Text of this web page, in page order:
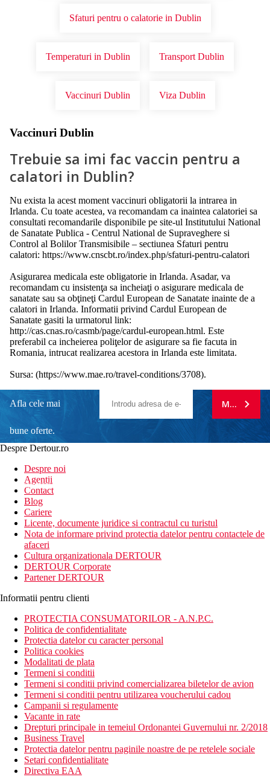
Sfaturi pentru o calatorie in Dublin
Temperaturi in Dublin Transport Dublin
Vaccinuri Dublin Viza Dublin
Vaccinuri Dublin
Trebuie sa imi fac vaccin pentru a
calatori in Dublin?
Nu exista la acest moment vaccinuri obligatorii la intrarea in
Irlanda. Cu toate acestea, va recomandam ca inaintea calatoriei sa
consultati recomandarile disponibile pe site-ul Institutului National
de Sanatate Publica - Centrul National de Supraveghere si
Control al Bolilor Transmisibile – sectiunea Sfaturi pentru
calatori: https://www.cnscbt.ro/index.php/sfaturi-pentru-calatori
Asigurarea medicala este obligatorie in Irlanda. Asadar, va
recomandam cu insistenţa sa incheiaţi o asigurare medicala de
sanatate sau sa obţineţi Cardul European de Sanatate inainte de a
calatori in Irlanda. Informatii privind Cardul European de
Sanatate gasiti la urmatorul link:
http://cas.cnas.ro/casmb/page/cardul-european.html. Este
preferabil ca incheierea poliţelor de asigurare sa fie facuta in
Romania, intrucat realizarea acestora in Irlanda este limitata.
Sursa: (https://www.mae.ro/travel-conditions/3708).
Afla cele mai
bune oferte.
newsletter!
MA
Despre Dertour.ro
Despre noi
Agentii
Contact
Blog
Cariere
Licente, documente juridice si contractul cu turistul
Nota de informare privind protectia datelor pentru contactele de
afaceri
Cultura organizationala DERTOUR
DERTOUR Corporate
Partener DERTOUR
Informatii pentru clienti
PROTECTIA CONSUMATORILOR - A.N.P.C.
Politica de confidentialitate
Protectia datelor cu caracter personal
Politica cookies
Modalitati de plata
Termeni si conditii
Termeni si conditii privind comercializarea biletelor de avion
Termeni si conditii pentru utilizarea voucherului cadou
Campanii si regulamente
Vacante in rate
Drepturi principale in temeiul Ordonantei Guvernului nr. 2/2018
Business Travel
Protectia datelor pentru paginile noastre de pe retelele sociale
Setari confidentialitate
Directiva EAA